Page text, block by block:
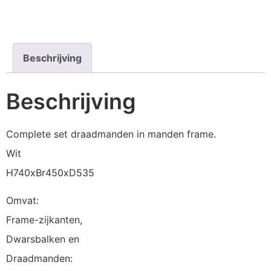
Beschrijving
Beschrijving
Complete set draadmanden in manden frame.
Wit
H740xBr450xD535
Omvat:
Frame-zijkanten,
Dwarsbalken en
Draadmanden: